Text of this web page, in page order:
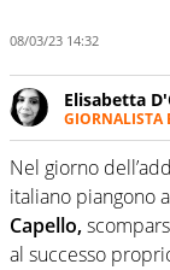
08/03/23 14:32
Elisabetta
GIORNALISTA
Giornalista
personale e
suoi
nell'ambito
destra, oggi
una
Nel giorno
italiano piangono
Capello,
al successo